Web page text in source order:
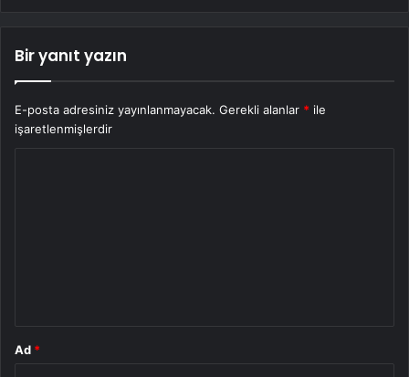
Bir yanıt yazın
E-posta adresiniz yayınlanmayacak. Gerekli alanlar * ile
işaretlenmişlerdir
Ad *